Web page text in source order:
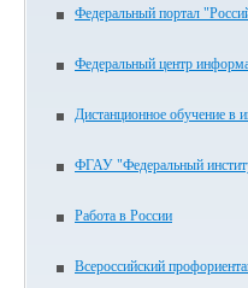
Федеральный портал
Федеральный центр
Дистанционное обучение в
ФГАУ "Федеральный
Работа в России
Всероссийский